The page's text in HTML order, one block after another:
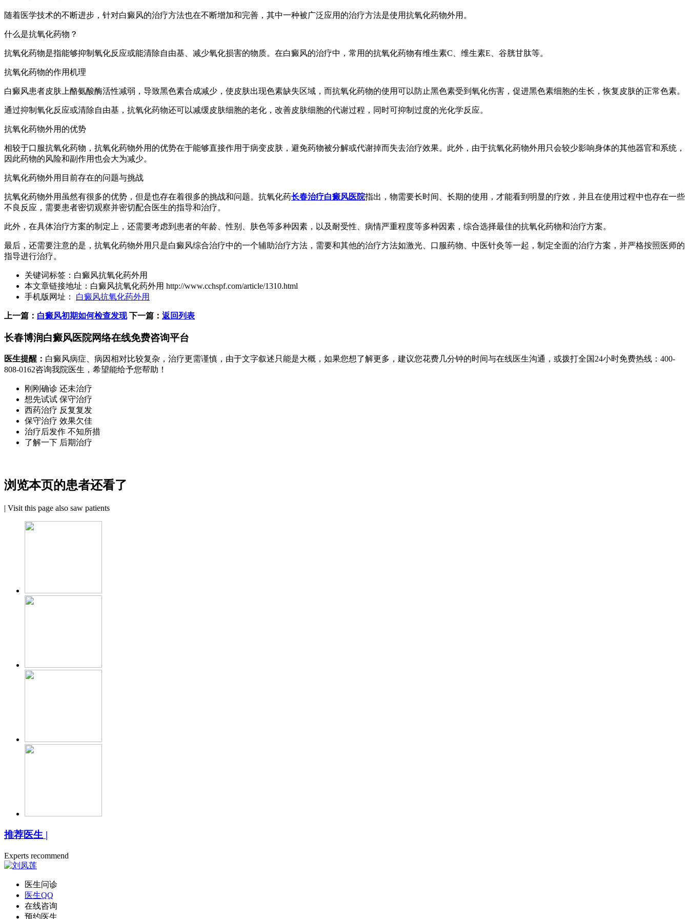
随着医学技术的不断进步，针对白癜风的治疗方法也在不断增加和完善，其中一种被广泛应用的治疗方法是使用抗氧化药物外用。
什么是抗氧化药物？
抗氧化药物是指能够抑制氧化反应或能清除自由基、减少氧化损害的物质。在白癜风的治疗中，常用的抗氧化药物有维生素C、维生素E、谷胱甘肽等。
抗氧化药物的作用机理
白癜风患者皮肤上酪氨酸酶活性减弱，导致黑色素合成减少，使皮肤出现色素缺失区域，而抗氧化药物的使用可以防止黑色素受到氧化伤害，促进黑色素细胞的生长，恢复皮肤的正常色素。
通过抑制氧化反应或清除自由基，抗氧化药物还可以减缓皮肤细胞的老化，改善皮肤细胞的代谢过程，同时可抑制过度的光化学反应。
抗氧化药物外用的优势
相较于口服抗氧化药物，抗氧化药物外用的优势在于能够直接作用于病变皮肤，避免药物被分解或代谢掉而失去治疗效果。此外，由于抗氧化药物外用只会较少影响身体的其他器官和系统，
因此药物的风险和副作用也会大为减少。
抗氧化药物外用目前存在的问题与挑战
抗氧化药物外用虽然有很多的优势，但是也存在着很多的挑战和问题。抗氧化药长春治疗白癜风医院指出，物需要长时间、长期的使用，才能看到明显的疗效，并且在使用过程中也存在一些
不良反应，需要患者密切观察并密切配合医生的指导和治疗。
此外，在具体治疗方案的制定上，还需要考虑到患者的年龄、性别、肤色等多种因素，以及耐受性、病情严重程度等多种因素，综合选择最佳的抗氧化药物和治疗方案。
最后，还需要注意的是，抗氧化药物外用只是白癜风综合治疗中的一个辅助治疗方法，需要和其他的治疗方法如激光、口服药物、中医针灸等一起，制定全面的治疗方案，并严格按照医师的
指导进行治疗。
关键词标签： 白癜风抗氧化药外用
本文章链接地址： 白癜风抗氧化药外用 http://www.cchspf.com/article/1310.html
手机版网址：
白癜风抗氧化药外用
上一篇： 白癜风初期如何检查发现 下一篇： 返回列表
长春博润白癜风医院网络在线免费咨询平台
医生提醒： 白癜风病症、病因相对比较复杂，治疗更需谨慎，由于文字叙述只能是大概，如果您想了解更多，建议您花费几分钟的时间与在线医生沟通，或拨打全国24小时免费热线： 400-
808-0162咨询我院医生，希望能给予您帮助！
刚刚确诊 还未治疗
想先试试 保守治疗
西药治疗 反复复发
保守治疗 效果欠佳
治疗后发作 不知所措
了解一下 后期治疗
浏览本页的患者还看了
| Visit this page also saw patients
推荐医生 |
Experts recommend
医生问诊
医生QQ
在线咨询
预约医生